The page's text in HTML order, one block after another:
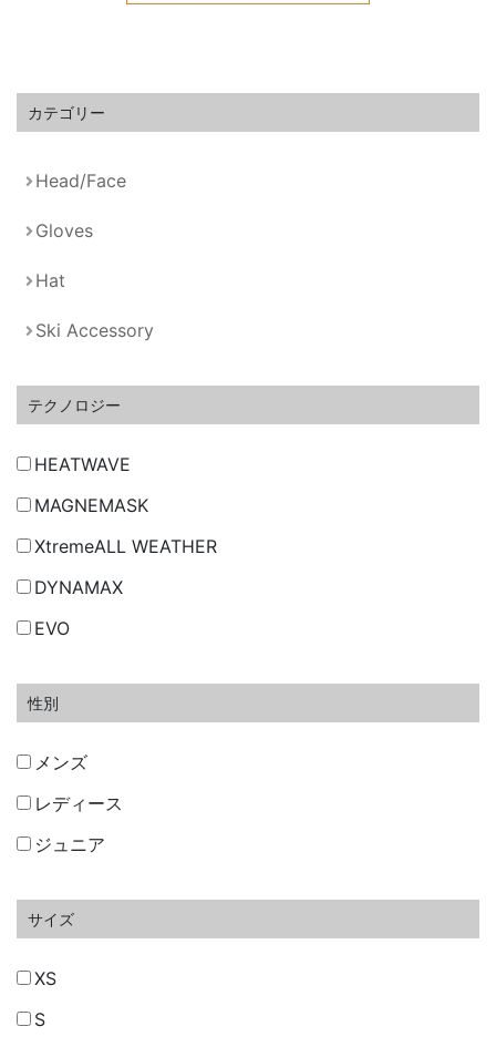
カテゴリー
Head/Face
Gloves
Hat
Ski Accessory
テクノロジー
HEATWAVE
MAGNEMASK
XtremeALL WEATHER
DYNAMAX
EVO
性別
メンズ
レディース
ジュニア
サイズ
XS
S